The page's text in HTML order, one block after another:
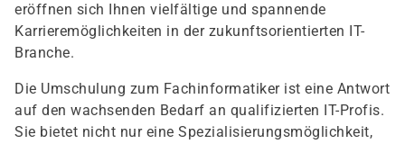
eröffnen sich Ihnen vielfältige und spannende
Karrieremöglichkeiten in der zukunftsorientierten IT-
Branche.
Die Umschulung zum Fachinformatiker ist eine Antwort
auf den wachsenden Bedarf an qualifizierten IT-Profis.
Sie bietet nicht nur eine Spezialisierungsmöglichkeit,